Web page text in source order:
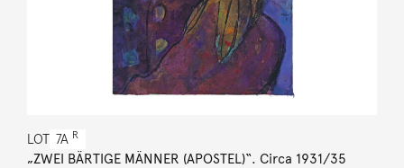
LOT 7A R
„ZWEI BÄRTIGE MÄNNER (APOSTEL)“. Circa 1931/35